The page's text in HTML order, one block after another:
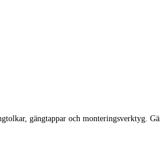
gängtappar och monteringsverktyg.